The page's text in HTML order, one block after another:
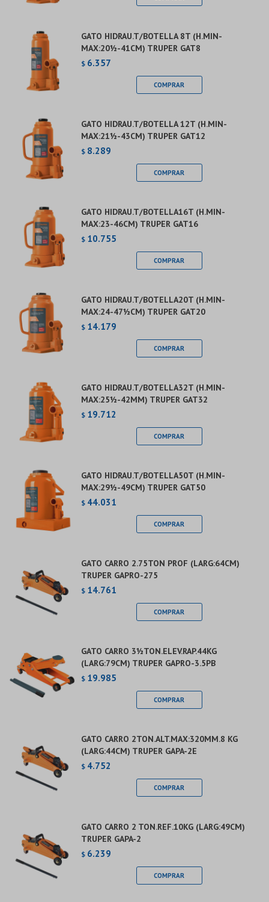
GATO HIDRAU.T/BOTELLA 8T (H.MIN-
MAX:20½-41CM) TRUPER GAT8
$ 6.357
GATO HIDRAU.T/BOTELLA 12T (H.MIN-
MAX:21½-43CM) TRUPER GAT12
$ 8.289
GATO HIDRAU.T/BOTELLA16T (H.MIN-
MAX:23-46CM) TRUPER GAT16
$ 10.755
GATO HIDRAU.T/BOTELLA20T (H.MIN-
MAX:24-47½CM) TRUPER GAT20
$ 14.179
GATO HIDRAU.T/BOTELLA32T (H.MIN-
MAX:25½-42MM) TRUPER GAT32
$ 19.712
GATO HIDRAU.T/BOTELLA50T (H.MIN-
MAX:29½-49CM) TRUPER GAT50
$ 44.031
GATO CARRO 2.75TON PROF (LARG:64CM)
TRUPER GAPRO-275
$ 14.761
GATO CARRO 3½TON.ELEV.RAP.44KG
(LARG:79CM) TRUPER GAPRO-3.5PB
$ 19.985
GATO CARRO 2TON.ALT.MAX:320MM.8 KG
(LARG:44CM) TRUPER GAPA-2E
$ 4.752
GATO CARRO 2 TON.REF.10KG (LARG:49CM)
TRUPER GAPA-2
$ 6.239